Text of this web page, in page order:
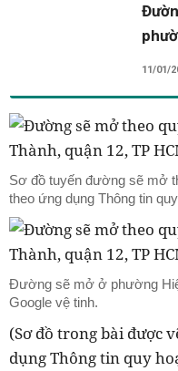
11/01/
Sơ đồ tuyến đường sẽ mở
theo ứng dụng Thông tin
Đường sẽ mở ở phường
Google vệ tinh.
(Sơ đồ trong bài được
dụng Thông tin quy